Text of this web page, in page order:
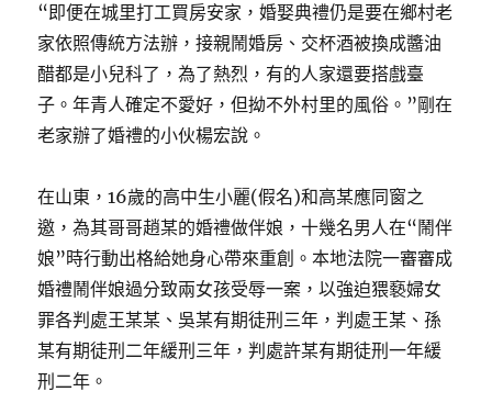
“即便在城里打工買房安家，婚娶典禮仍是要在鄉村老
家依照傳統方法辦，接親鬧婚房、交杯酒被換成醬油
醋都是小兒科了，為了熱烈，有的人家還要搭戲臺
子。年青人確定不愛好，但拗不外村里的風俗。”剛在
老家辦了婚禮的小伙楊宏說。
在山東，16歲的高中生小麗(假名)和高某應同窗之
邀，為其哥哥趙某的婚禮做伴娘，十幾名男人在“鬧伴
娘”時行動出格給她身心帶來重創。本地法院一審審成
婚禮鬧伴娘過分致兩女孩受辱一案，以強迫猥褻婦女
罪各判處王某某、吳某有期徒刑三年，判處王某、孫
某有期徒刑二年緩刑三年，判處許某有期徒刑一年緩
刑二年。